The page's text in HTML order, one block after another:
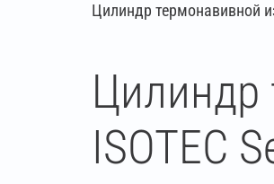
Цилиндр термонавивной
Цилиндр
ISOTEC